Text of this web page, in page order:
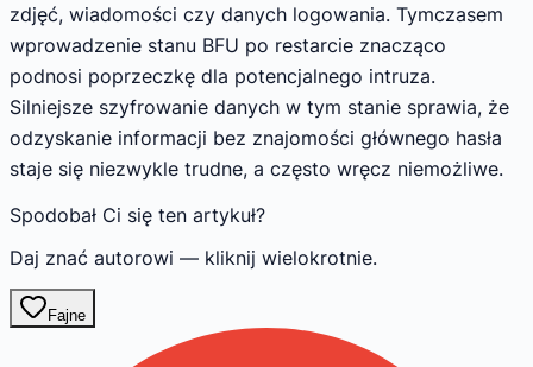
zdjęć, wiadomości czy danych logowania. Tymczasem
wprowadzenie stanu BFU po restarcie znacząco
podnosi poprzeczkę dla potencjalnego intruza.
Silniejsze szyfrowanie danych w tym stanie sprawia, że
odzyskanie informacji bez znajomości głównego hasła
staje się niezwykle trudne, a często wręcz niemożliwe.
Spodobał Ci się ten artykuł?
Daj znać autorowi — kliknij wielokrotnie.
Fajne